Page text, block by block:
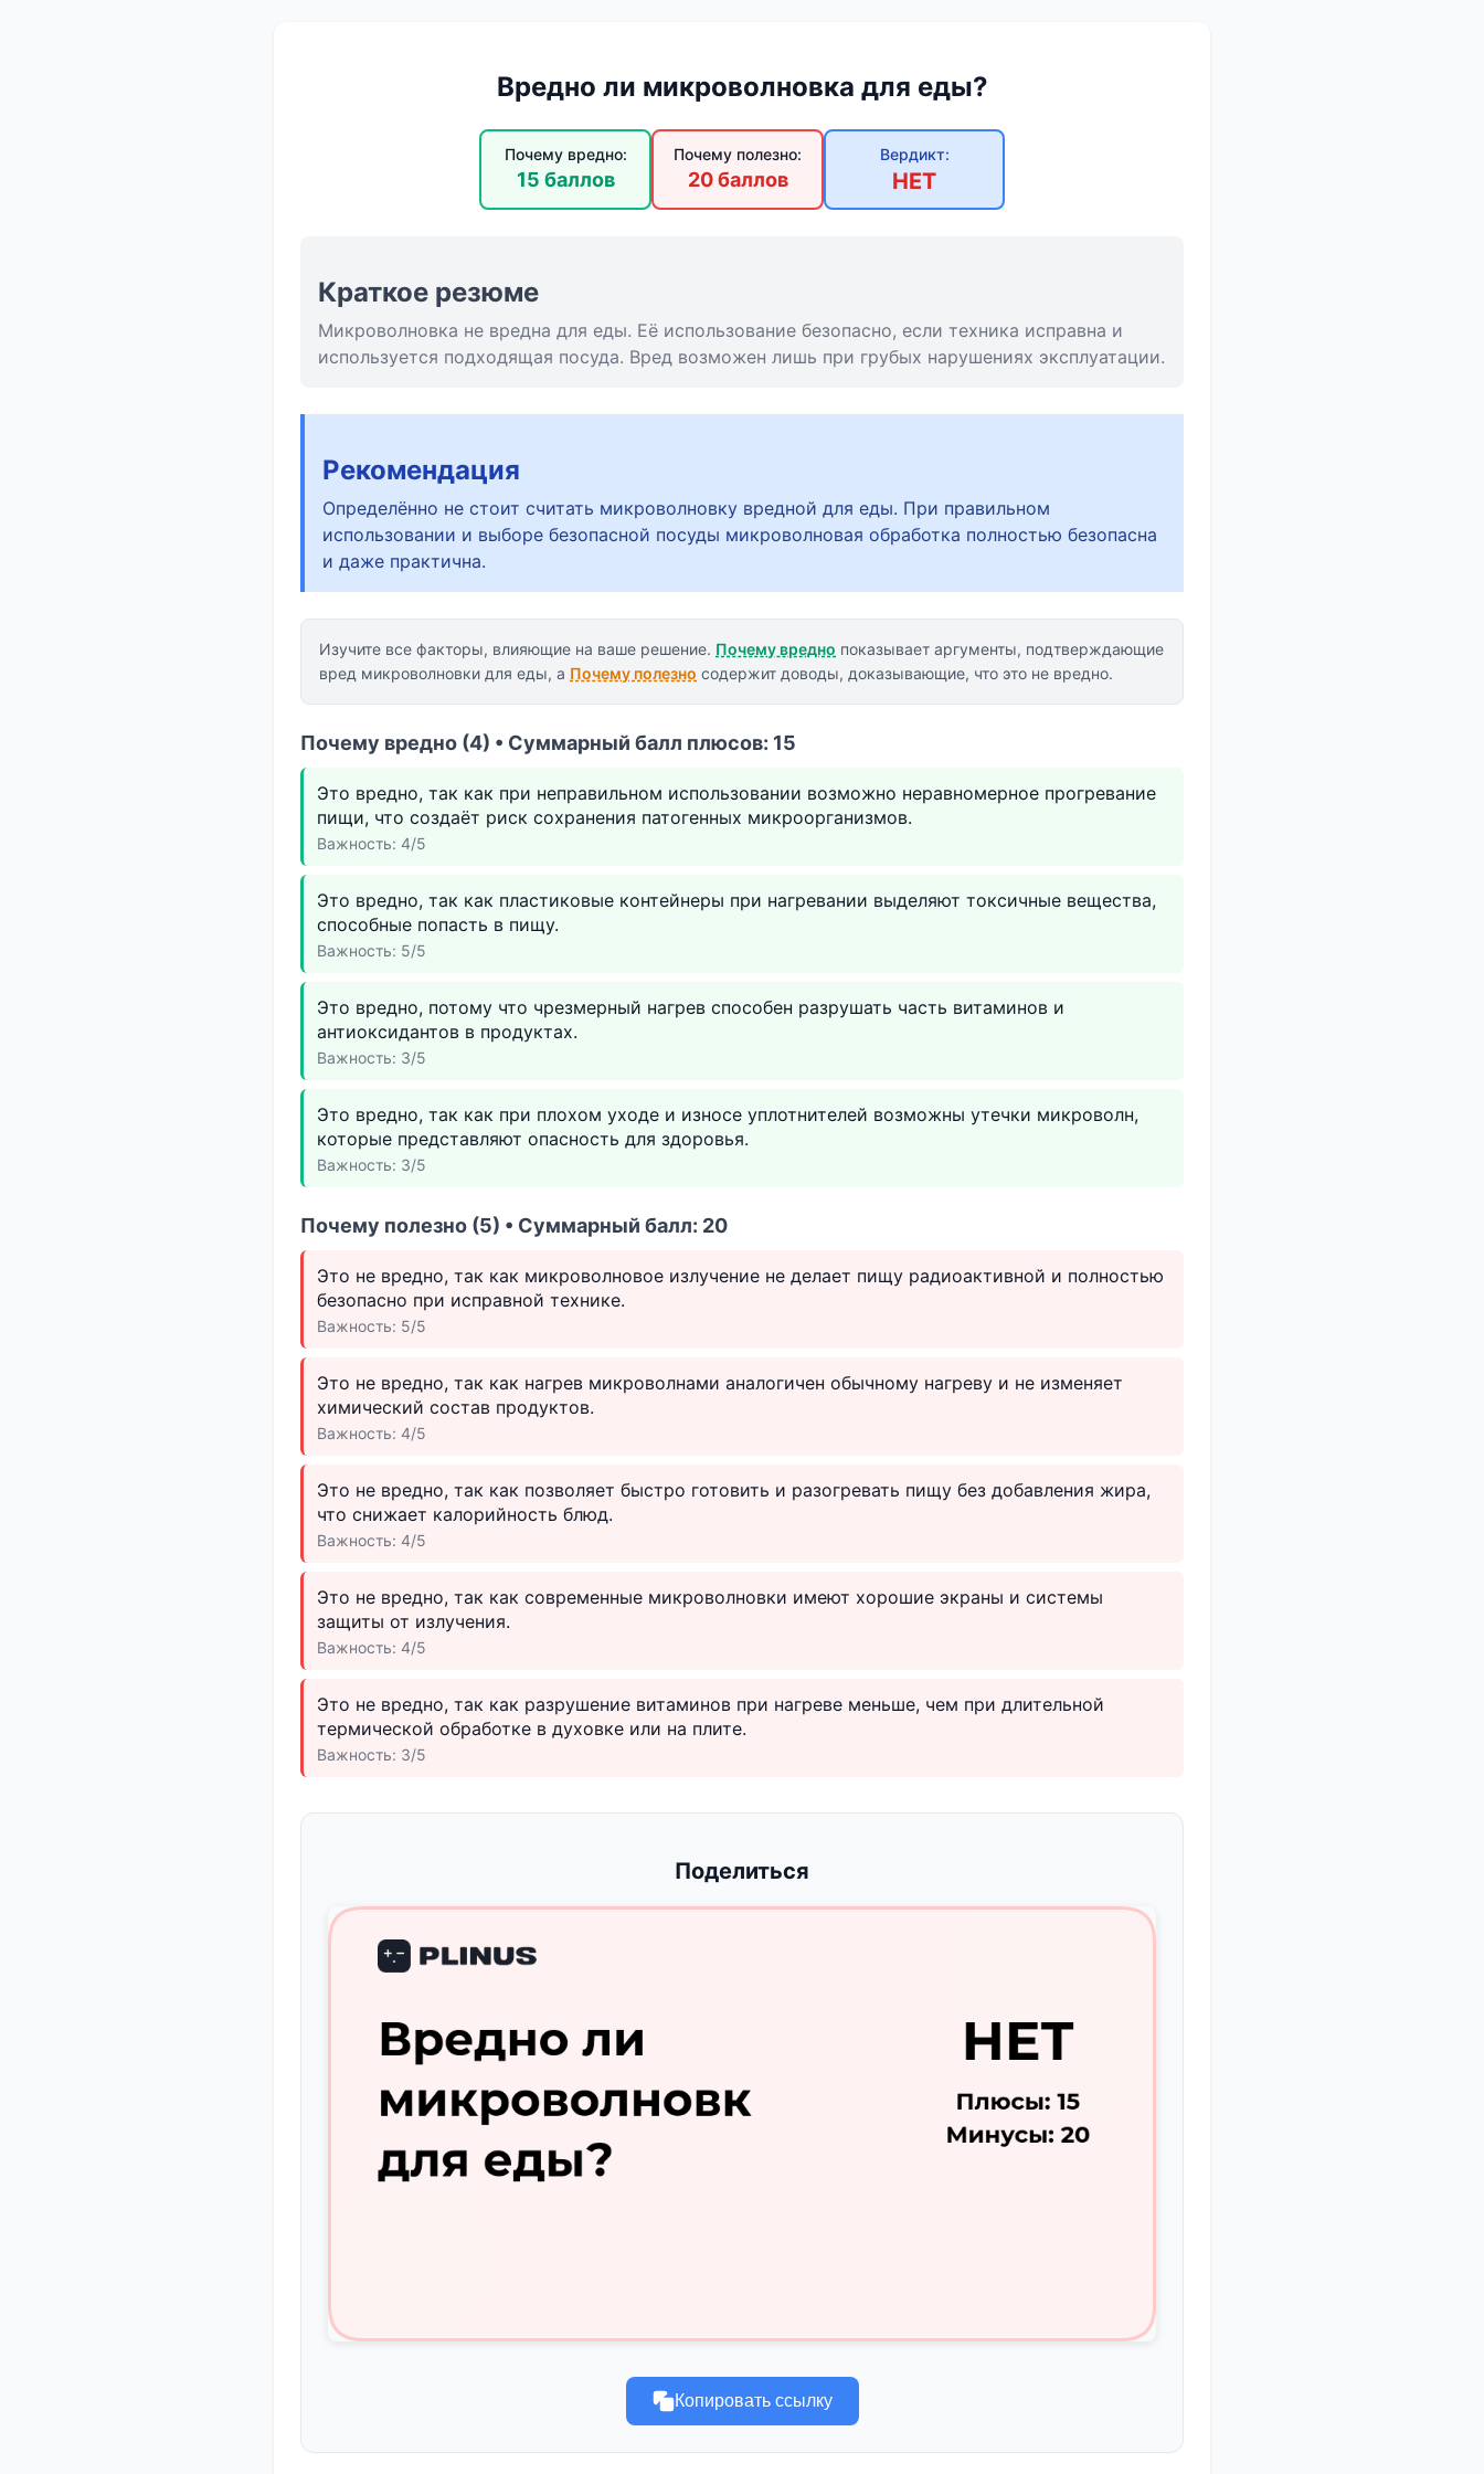
Вредно ли микроволновка для еды?
Почему вредно:
15 баллов
Почему полезно:
20 баллов
Вердикт:
НЕТ
Краткое резюме
Микроволновка не вредна для еды. Её использование безопасно, если техника исправна и
используется подходящая посуда. Вред возможен лишь при грубых нарушениях эксплуатации.
Рекомендация
Определённо не стоит считать микроволновку вредной для еды. При правильном
использовании и выборе безопасной посуды микроволновая обработка полностью безопасна
и даже практична.
Изучите все факторы, влияющие на ваше решение. Почему вредно показывает аргументы, подтверждающие
вред микроволновки для еды, а Почему полезно содержит доводы, доказывающие, что это не вредно.
Почему вредно (4) • Суммарный балл плюсов: 15
Это вредно, так как при неправильном использовании возможно неравномерное прогревание
пищи, что создаёт риск сохранения патогенных микроорганизмов.
Важность: 4/5
Это вредно, так как пластиковые контейнеры при нагревании выделяют токсичные вещества,
способные попасть в пищу.
Важность: 5/5
Это вредно, потому что чрезмерный нагрев способен разрушать часть витаминов и
антиоксидантов в продуктах.
Важность: 3/5
Это вредно, так как при плохом уходе и износе уплотнителей возможны утечки микроволн,
которые представляют опасность для здоровья.
Важность: 3/5
Почему полезно (5) • Суммарный балл: 20
Это не вредно, так как микроволновое излучение не делает пищу радиоактивной и полностью
безопасно при исправной технике.
Важность: 5/5
Это не вредно, так как нагрев микроволнами аналогичен обычному нагреву и не изменяет
химический состав продуктов.
Важность: 4/5
Это не вредно, так как позволяет быстро готовить и разогревать пищу без добавления жира,
что снижает калорийность блюд.
Важность: 4/5
Это не вредно, так как современные микроволновки имеют хорошие экраны и системы
защиты от излучения.
Важность: 4/5
Это не вредно, так как разрушение витаминов при нагреве меньше, чем при длительной
термической обработке в духовке или на плите.
Важность: 3/5
Поделиться
Копировать ссылку